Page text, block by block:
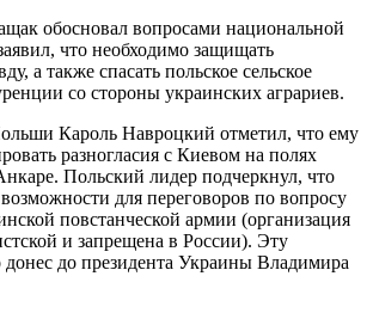
обосновал вопросами национальной
что необходимо защищать
а также спасать польское сельское
со стороны украинских аграриев.
Кароль Навроцкий отметил, что ему
разногласия с Киевом на полях
Польский лидер подчеркнул, что
для переговоров по вопросу
повстанческой армии (организация
и запрещена в России). Эту
до президента Украины Владимира